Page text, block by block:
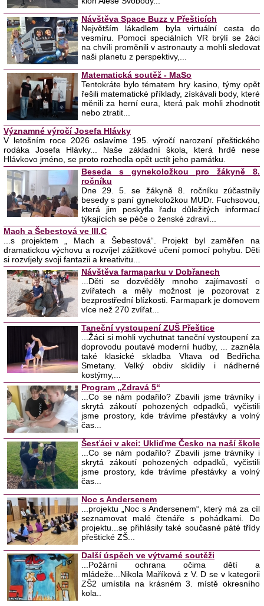
Návštěva Space Buzz v Přešticích
Největším lákadlem byla virtuální cesta do
vesmíru. Pomocí speciálních VR brýlí se žáci
na chvíli proměnili v astronauty a mohli sledovat
naši planetu z perspektivy,...
Matematická soutěž - MaSo
Tentokráte bylo tématem hry kasino, týmy opět
řešili matematické příklady, získávali body, které
měnili za herní eura, která pak mohli zhodnotit
nebo ztratit...
Významné výročí Josefa Hlávky
V letošním roce 2026 oslavíme 195. výročí narození přeštického
rodáka Josefa Hlávky... Naše základní škola, která hrdě nese
Hlávkovo jméno, se proto rozhodla opět uctít jeho památku.
Beseda s gynekoložkou pro žákyně 8.
ročníku
Dne 29. 5. se žákyně 8. ročníku zúčastnily
besedy s paní gynekoložkou MUDr. Fuchsovou,
která jim poskytla řadu důležitých informací
týkajících se péče o ženské zdraví...
Mach a Šebestová ve III.C
...s projektem „ Mach a Šebestová“. Projekt byl zaměřen na
dramatickou výchovu a rozvíjel zážitkové učení pomocí pohybu. Děti
si rozvíjely svoji fantazii a kreativitu...
Návštěva farmaparku v Dobřanech
...Děti se dozvěděly mnoho zajímavostí o
zvířatech a měly možnost je pozorovat z
bezprostřední blízkosti. Farmapark je domovem
více než 270 zvířat...
Taneční vystoupení ZUŠ Přeštice
...Žáci si mohli vychutnat taneční vystoupení za
doprovodu poutavé moderní hudby, ... zazněla
také klasické skladba Vltava od Bedřicha
Smetany. Velký obdiv sklidily i nádherné
kostýmy,...
Program „Zdravá 5“
...Co se nám podařilo? Zbavili jsme trávníky i
skrytá zákoutí pohozených odpadků, vyčistili
jsme prostory, kde trávíme přestávky a volný
čas...
Šesťáci v akci: Ukliďme Česko na naší škole
...Co se nám podařilo? Zbavili jsme trávníky i
skrytá zákoutí pohozených odpadků, vyčistili
jsme prostory, kde trávíme přestávky a volný
čas...
Noc s Andersenem
...projektu „Noc s Andersenem“, který má za cíl
seznamovat malé čtenáře s pohádkami. Do
projektu...se přihlásily také současné páté třídy
přeštické ZŠ...
Další úspěch ve výtvarné soutěži
...Požární ochrana očima dětí a
mládeže...Nikola Maříková z V. D se v kategorii
ZŠ2 umístila na krásném 3. místě okresního
kola..